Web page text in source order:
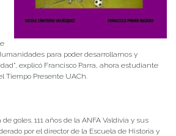
para poder desarrollarnos y
explicó Francisco Parra, ahora estudiante
Tiempo Presente UACh.
goles. 111 años de la ANFA Valdivia y sus
por el director de la Escuela de Historia y